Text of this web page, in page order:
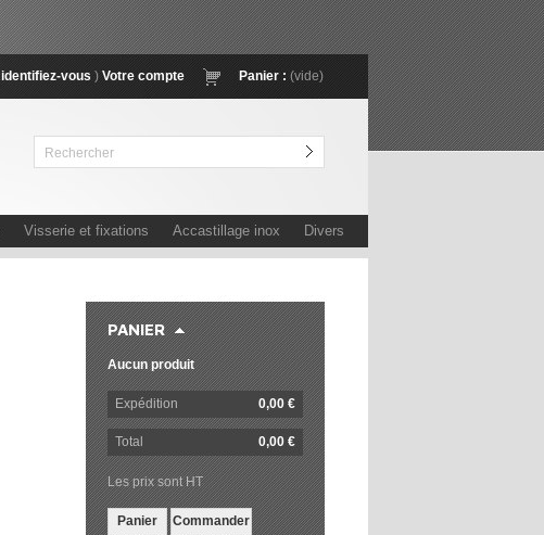
Visserie et fixations Accastillage inox Divers
identifiez-vous ) Votre compte Panier : (vide)
PANIER
Aucun produit
Expédition 0,00 €
Total 0,00 €
Les prix sont HT
Panier Commander